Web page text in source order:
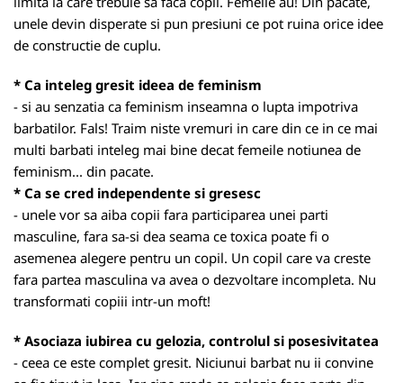
unele devin disperate si pun presiuni ce pot ruina orice idee
de constructie de cuplu.
* Ca inteleg gresit ideea de feminism
- si au senzatia ca feminism inseamna o lupta impotriva
barbatilor. Fals! Traim niste vremuri in care din ce in ce mai
multi barbati inteleg mai bine decat femeile notiunea de
feminism... din pacate.
* Ca se cred independente si gresesc
- unele vor sa aiba copii fara participarea unei parti
masculine, fara sa-si dea seama ce toxica poate fi o
asemenea alegere pentru un copil. Un copil care va creste
fara partea masculina va avea o dezvoltare incompleta. Nu
transformati copiii intr-un moft!
* Asociaza iubirea cu gelozia, controlul si posesivitatea
- ceea ce este complet gresit. Niciunui barbat nu ii convine